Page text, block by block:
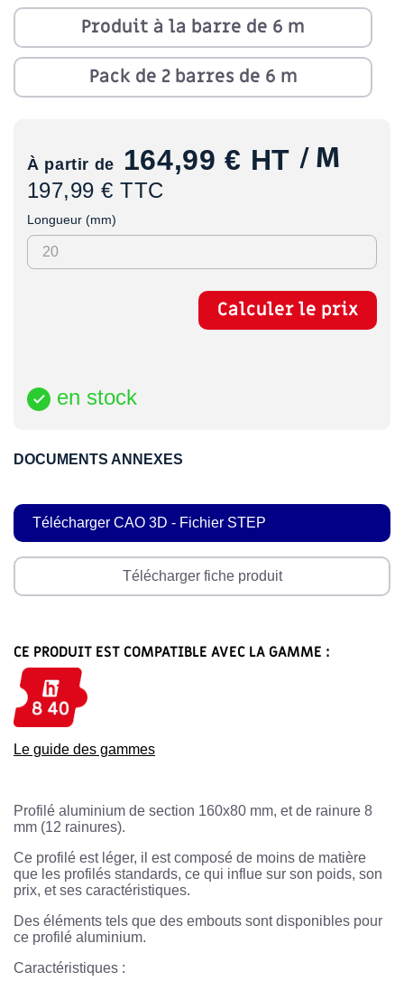
Produit à la barre de 6 m
Pack de 2 barres de 6 m
À partir de 164,99 € HT / M
197,99 € TTC
Longueur (mm)
Calculer le prix
 en stock
DOCUMENTS ANNEXES
Télécharger CAO 3D - Fichier STEP
Télécharger fiche produit
CE PRODUIT EST COMPATIBLE AVEC LA GAMME :
Le guide des gammes
Profilé aluminium de section 160x80 mm, et de rainure 8
mm (12 rainures).
Ce profilé est léger, il est composé de moins de matière
que les profilés standards, ce qui influe sur son poids, son
prix, et ses caractéristiques.
Des éléments tels que des embouts sont disponibles pour
ce profilé aluminium.
Caractéristiques :